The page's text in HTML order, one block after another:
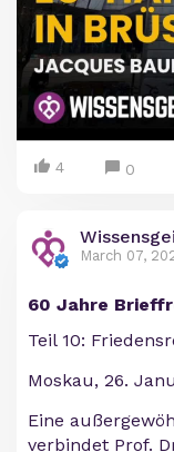
4 0
March 07,
60 Jahre
Teil 10:
Moskau, 26.
Eine
verbindet Prof.